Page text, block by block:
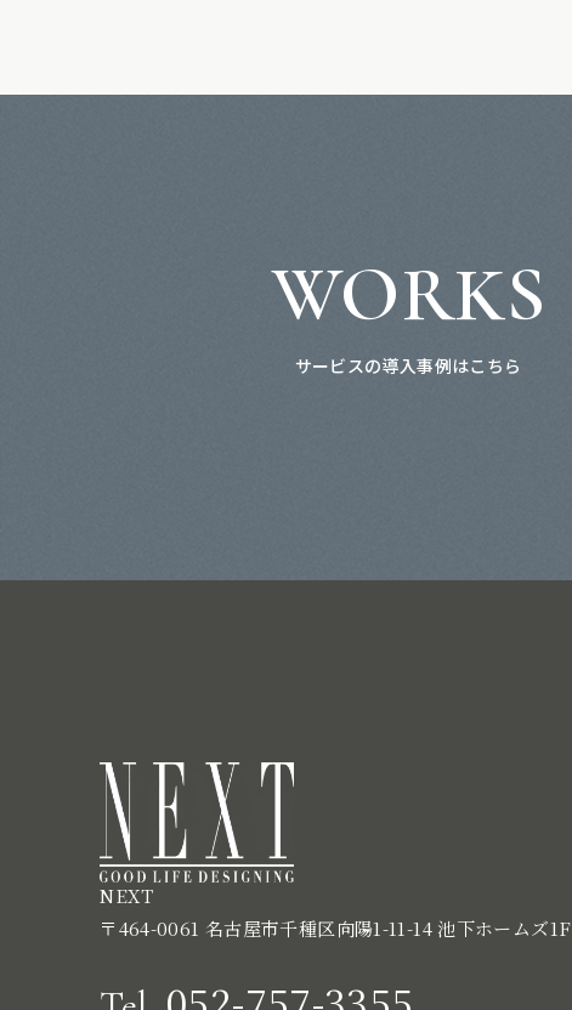
WORKS
サービスの導入事例はこちら
NEXT
〒464-0061 名古屋市千種区向陽1-11-14 池下ホームズ1F